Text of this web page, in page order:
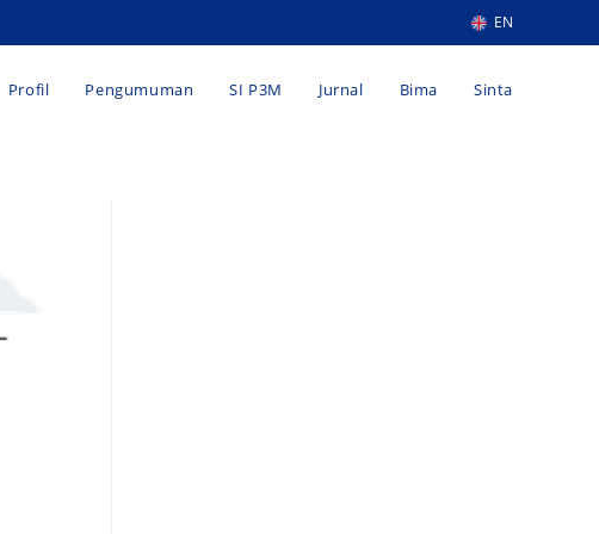
EN
Profil Pengumuman SI P3M Jurnal Bima Sinta